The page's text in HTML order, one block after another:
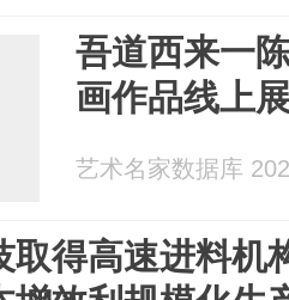
吾道西来一
画作品线上
艺术名家数据库
取得高速进料机